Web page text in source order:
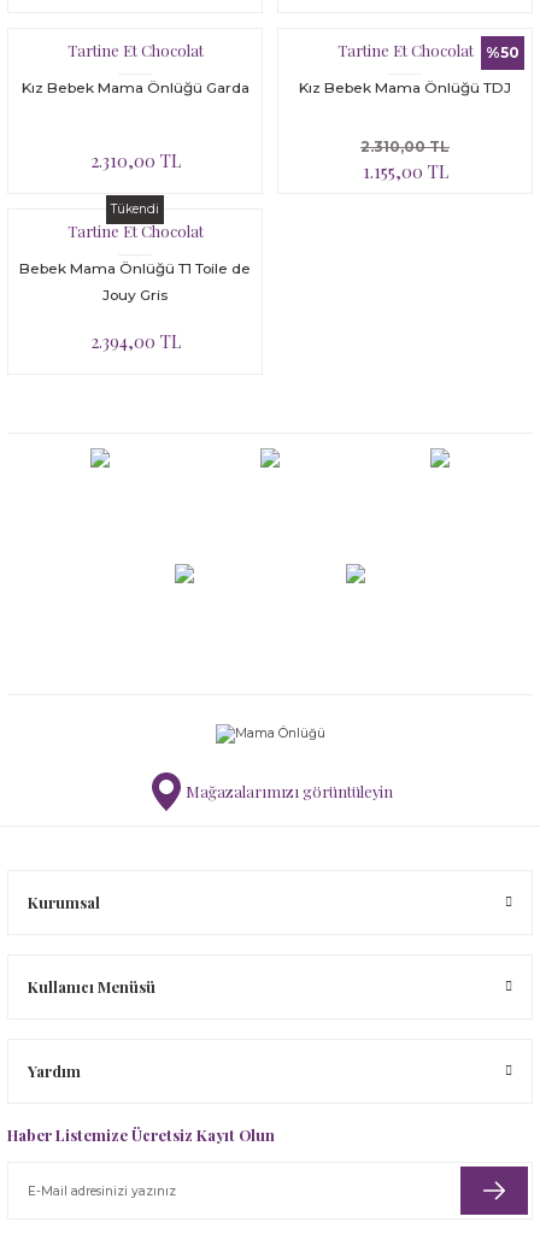
Tartine Et Chocolat
Kız Bebek Mama Önlüğü Garda
2.310,00 TL
%50
Tartine Et Chocolat
Kız Bebek Mama Önlüğü TDJ
1.155,00 TL
2.310,00 TL
Tükendi
Tartine Et Chocolat
Bebek Mama Önlüğü T1 Toile de
Jouy Gris
2.394,00 TL
Mağazalarımızı görüntüleyin
Kurumsal
Kullanıcı Menüsü
Yardım
Haber Listemize Ücretsiz Kayıt Olun